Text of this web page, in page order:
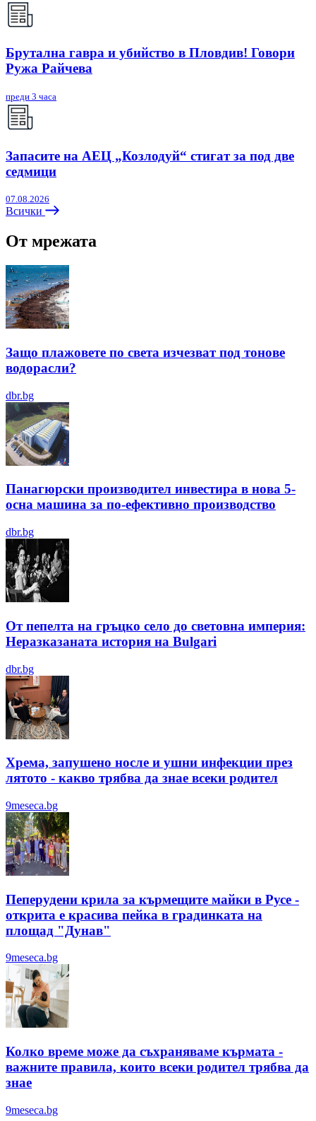
Брутална гавра и убийство в Пловдив! Говори
Ружа Райчева
преди 3 часа
Запасите на АЕЦ „Козлодуй“ стигат за под две
седмици
07.08.2026
Всички
От мрежата
Защо плажовете по света изчезват под тонове
водорасли?
dbr.bg
Панагюрски производител инвестира в нова 5-
осна машина за по-ефективно производство
dbr.bg
От пепелта на гръцко село до световна империя:
Неразказаната история на Bulgari
dbr.bg
Хрема, запушено носле и ушни инфекции през
лятотo - какво трябва да знае всеки родител
9meseca.bg
Пеперудени крила за кърмещите майки в Русе -
открита е красива пейка в градинката на
площад "Дунав"
9meseca.bg
Колко време може да съхраняваме кърмата -
важните правила, които всеки родител трябва да
знае
9meseca.bg